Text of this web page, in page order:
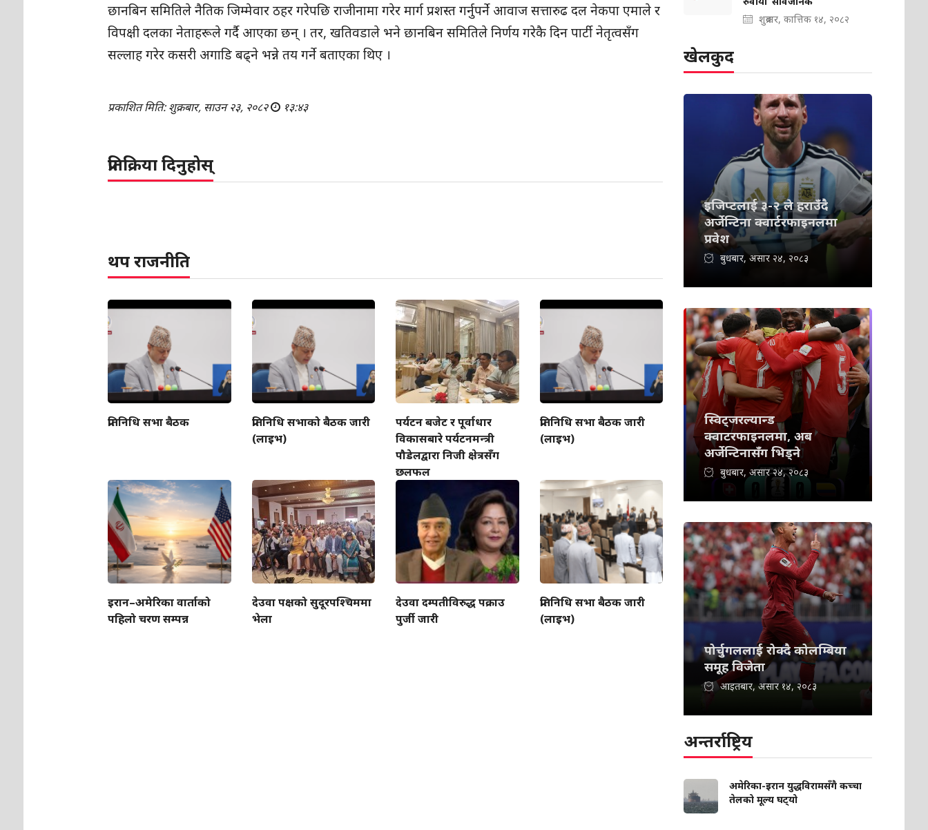
छानबिन समितिले नैतिक जिम्मेवार ठहर गरेपछि राजीनामा गरेर मार्ग प्रशस्त गर्नुपर्ने आवाज सत्तारुढ दल नेकपा एमाले र
विपक्षी दलका नेताहरूले गर्दै आएका छन् । तर, खतिवडाले भने छानबिन समितिले निर्णय गरेकै दिन पार्टी नेतृत्वसँग
सल्लाह गरेर कसरी अगाडि बढ्ने भन्ने तय गर्ने बताएका थिए ।
प्रकाशित मिति: शुक्रबार, साउन २३, २०८२ १३:४३
प्रतिक्रिया दिनुहोस्
थप राजनीति
प्रतिनिधि सभा बैठक
प्रतिनिधि सभाको बैठक जारी
(लाइभ)
पर्यटन बजेट र पूर्वाधार
विकासबारे पर्यटनमन्त्री
पौडेलद्वारा निजी क्षेत्रसँग
छलफल
प्रतिनिधि सभा बैठक जारी
(लाइभ)
इरान–अमेरिका वार्ताको
पहिलो चरण सम्पन्न
देउवा पक्षको सुदूरपश्चिममा
भेला
देउवा दम्पतीविरुद्ध पक्राउ
पुर्जी जारी
प्रतिनिधि सभा बैठक जारी
(लाइभ)
शुक्रबार, कात्तिक १४, २०८२
खेलकुद
इजिप्टलाई ३-२ ले हराउँदै
अर्जेन्टिना क्वार्टरफाइनलमा
प्रवेश
बुधबार, असार २४, २०८३
स्विट्जरल्यान्ड
क्वाटरफाइनलमा, अब
अर्जेन्टिनासँग भिड्ने
बुधबार, असार २४, २०८३
पोर्चुगललाई रोक्दै कोलम्बिया
समूह विजेता
आइतबार, असार १४, २०८३
अन्तर्राष्ट्रिय
अमेरिका-इरान युद्धविरामसँगै कच्चा
तेलको मूल्य घट्‍यो